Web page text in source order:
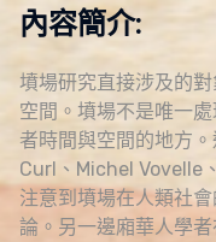
內容簡介:
墳場研究直接涉及的
空間。墳場不是唯一
者時間與空間的地方
Curl、Michel Vovelle
注意到墳場在人類社
論。另一邊廂華人學